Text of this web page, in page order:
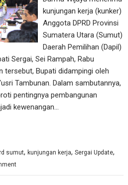
kunjungan kerja (kunker)
Anggota DPRD Provinsi
Sumatera Utara (Sumut)
Daerah Pemilihan (Dapil)
Sergai, Sei Rampah, Rabu
tersebut, Bupati didampingi oleh
Tambunan. Dalam sambutannya,
pentingnya pembangunan
kewenangan…
sumut,kunjungan kerja,Sergai Update,